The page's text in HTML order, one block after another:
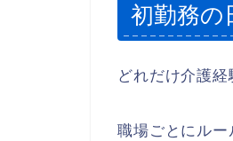
初勤務の
どれだけ介護
職場ごとにルー